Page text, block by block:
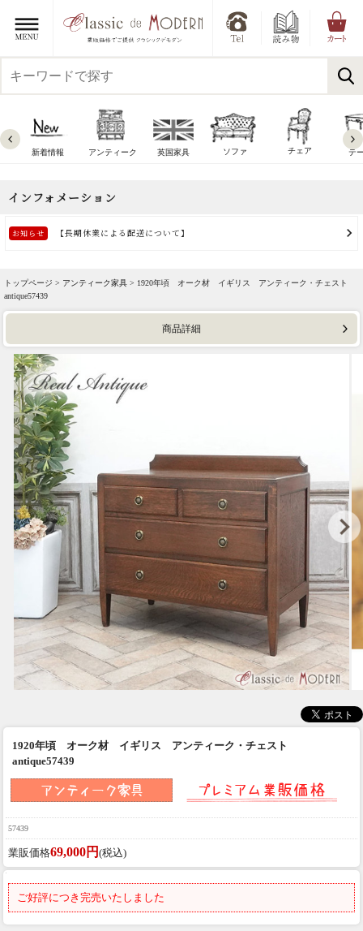
新着情報 アンティーク 英国家具 ソファ チェア テ
トップページ > アンティーク家具 > 1920年頃 オーク材 イギリス アンティーク・チェスト
antique57439
商品詳細
1920年頃 オーク材 イギリス アンティーク・チェスト
antique57439
57439
業販価格69,000円 (税込)
ご好評につき完売いたしました